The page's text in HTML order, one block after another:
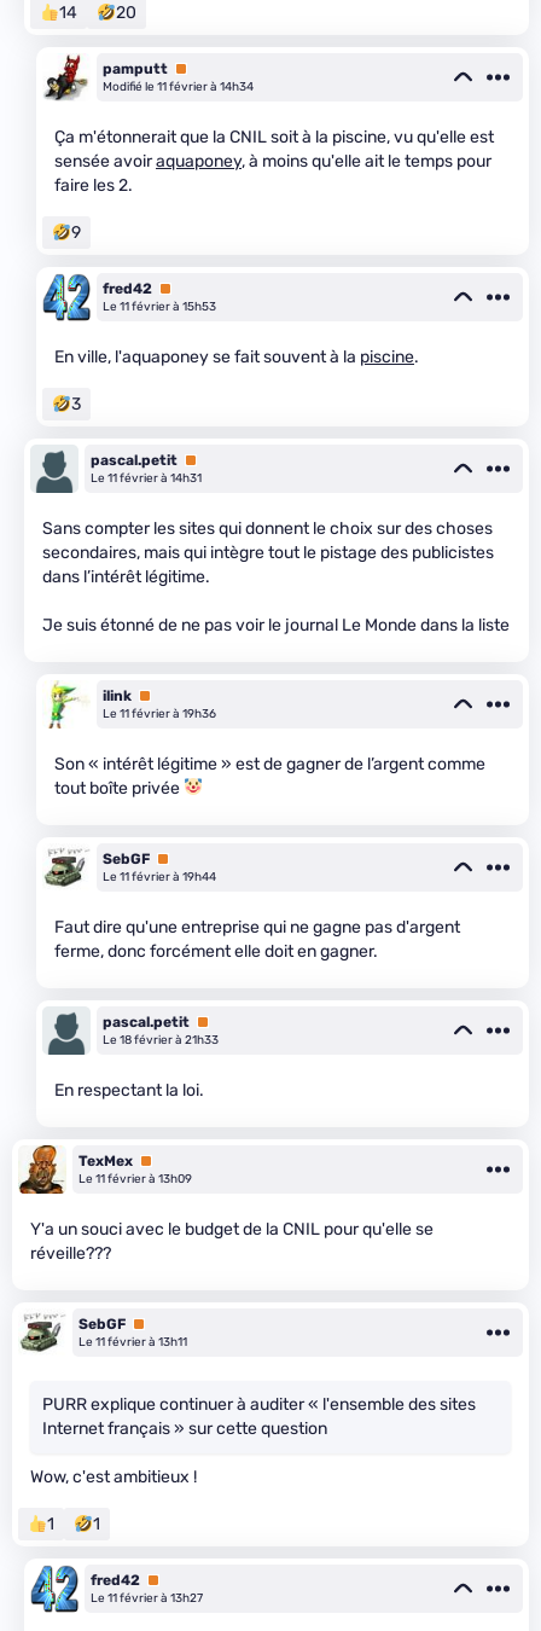
14 20
pamputt Premium
Modifié le 11 février à 14h34
Ça m'étonnerait que la CNIL soit à la piscine, vu qu'elle est
sensée avoiraquaponey, à moins qu'elle ait le temps pour
faire les 2.
9
fred42 Premium
Le 11 février à 15h53
En ville, l'aquaponey se fait souvent à la piscine.
3
pascal.petit Premium
Le 11 février à 14h31
Sans compter les sites qui donnent le choix sur des choses
secondaires, mais qui intègre tout le pistage des publicistes
dans l’intérêt légitime.
Je suis étonné de ne pas voir le journal Le Monde dans la liste
ilink Premium
Le 11 février à 19h36
Son « intérêt légitime » est de gagner de l’argent comme
tout boîte privée
SebGF Premium
Le 11 février à 19h44
Faut dire qu'une entreprise qui ne gagne pas d'argent
ferme, donc forcément elle doit en gagner.
pascal.petit Premium
Le 18 février à 21h33
En respectant la loi.
TexMex Premium
Le 11 février à 13h09
Y'a un souci avec le budget de la CNIL pour qu'elle se
réveille???
SebGF Premium
Le 11 février à 13h11
PURR explique continuer à auditer « l'ensemble des sites
Internet français » sur cette question
Wow, c'est ambitieux !
1 1
fred42 Premium
Le 11 février à 13h27